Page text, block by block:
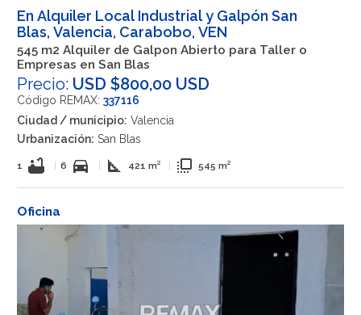
En Alquiler Local Industrial y Galpón San
Blas, Valencia, Carabobo, VEN
545 m2 Alquiler de Galpon Abierto para Taller o
Empresas en San Blas
Precio: USD $800,00 USD
Código REMAX: 337116
Ciudad / municipio: Valencia
Urbanización: San Blas
1 bathtub 6 directions_car square_foot 421 m² flip_to_front 545 m²
Oficina